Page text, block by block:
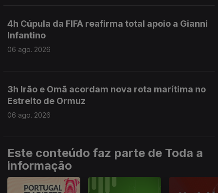
4h Cúpula da FIFA reafirma total apoio a Gianni
Infantino
06 ago. 2026
3h Irão e Omã acordam nova rota marítima no
Estreito de Ormuz
06 ago. 2026
Este conteúdo faz parte de Toda a
informação